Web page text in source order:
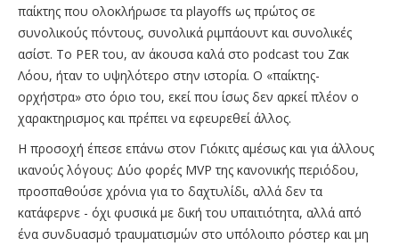
παίκτης που ολοκλήρωσε τα playoffs ως πρώτος σε
συνολικούς πόντους, συνολικά ριμπάουντ και συνολικές
ασίστ. Το PER του, αν άκουσα καλά στο podcast του Ζακ
Λόου, ήταν το υψηλότερο στην ιστορία. Ο «παίκτης-
ορχήστρα» στο όριο του, εκεί που ίσως δεν αρκεί πλέον ο
χαρακτηρισμος και πρέπει να εφευρεθεί άλλος.
Η προσοχή έπεσε επάνω στον Γιόκιτς αμέσως και για άλλους
ικανούς λόγους: Δύο φορές MVP της κανονικής περιόδου,
προσπαθούσε χρόνια για το δαχτυλίδι, αλλά δεν τα
κατάφερνε - όχι φυσικά με δική του υπαιτιότητα, αλλά από
ένα συνδυασμό τραυματισμών στο υπόλοιπο ρόστερ και μη